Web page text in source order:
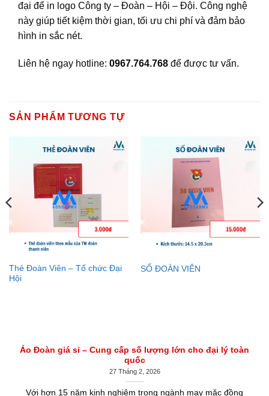
đại để in logo Công ty – Đoàn – Hội – Đội. Công nghệ
này giúp tiết kiệm thời gian, tối ưu chi phí và đảm bảo
hình in sắc nét.
Liên hệ ngay hotline: 0967.764.768 để được tư vấn.
SẢN PHẨM TƯƠNG TỰ
Thẻ Đoàn Viên – Tổ chức Đại
Hội
SỔ ĐOÀN VIÊN
Áo Đoàn giá sỉ – Cung cấp số lượng lớn cho đại lý toàn
quốc
27 Tháng 2, 2026
Với hơn 15 năm kinh nghiệm trong ngành may mặc đồng